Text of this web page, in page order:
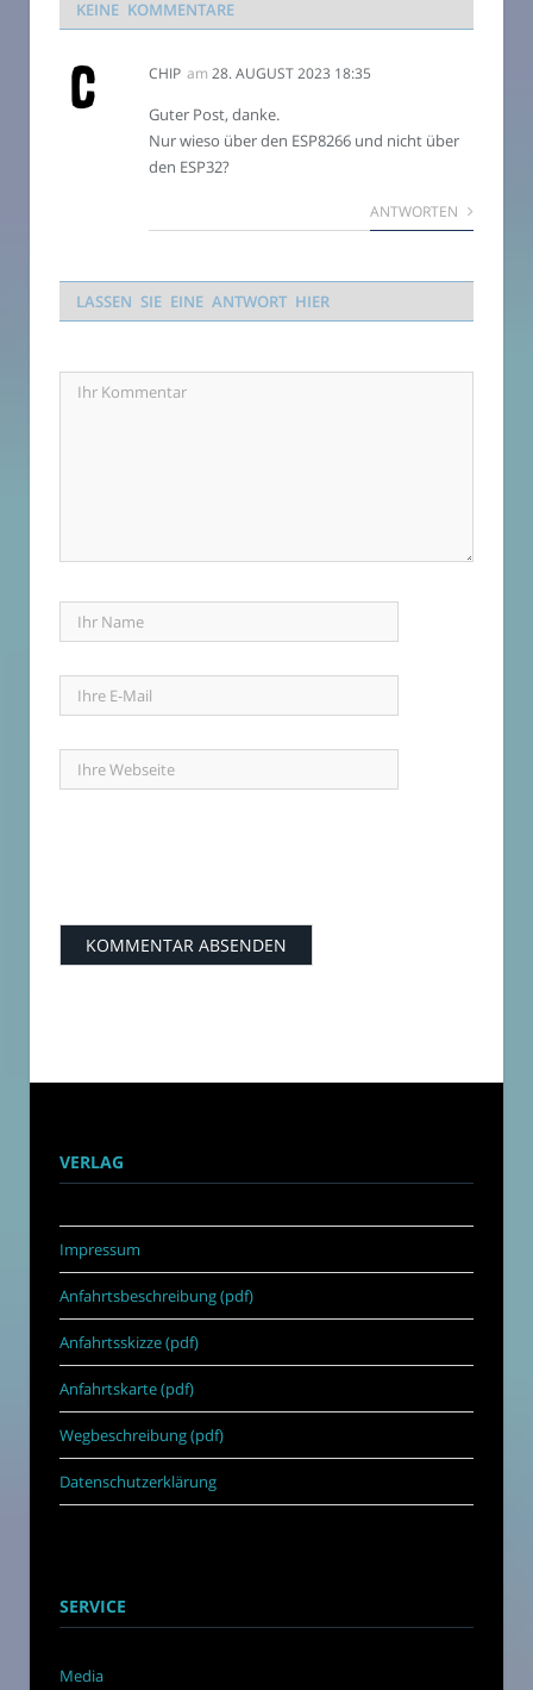
KEINE KOMMENTARE
CHIP am 28. AUGUST 2023 18:35
Guter Post, danke.
Nur wieso über den ESP8266 und nicht über
den ESP32?
ANTWORTEN
LASSEN SIE EINE ANTWORT HIER
VERLAG
Impressum
Anfahrtsbeschreibung (pdf)
Anfahrtsskizze (pdf)
Anfahrtskarte (pdf)
Wegbeschreibung (pdf)
Datenschutzerklärung
SERVICE
Media